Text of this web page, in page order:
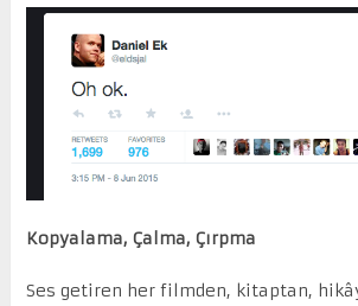
Kopyalama, Çalma, Çırpma
Ses getiren her filmden, kitaptan,